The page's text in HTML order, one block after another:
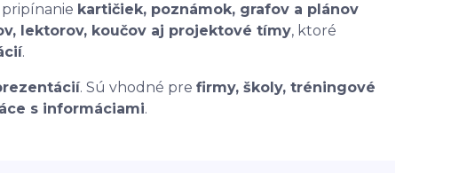
kartičiek, poznámok, grafov a plánov
lektorov, koučov aj projektové tímy, ktoré
.
. Sú vhodné pre firmy, školy, tréningové
s informáciami.